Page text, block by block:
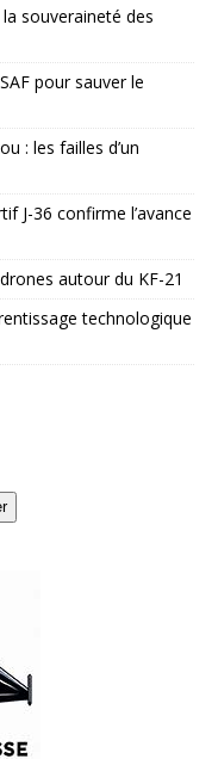
souveraineté des
pour sauver le
: les failles d’un
J-36 confirme l’avance
autour du KF-21
technologique